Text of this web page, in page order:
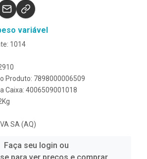
variável
1014
Produto: 7898000006509
Caixa: 4006509001018
SA (AQ)
Faça seu login ou